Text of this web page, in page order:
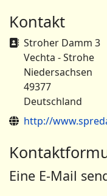
Kontakt
Adresse
Stroher Damm 3
Vechta - Strohe
Niedersachsen
49377
Deutschland
Website
http://
Eine E-Mail